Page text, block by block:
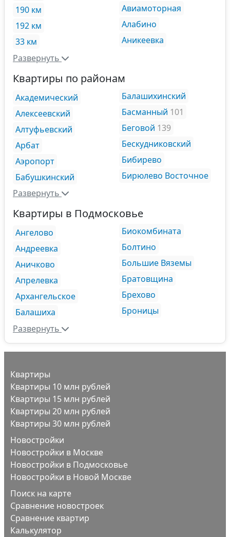
190 км
192 км
33 км
Авиамоторная
Алабино
Аникеевка
Развернуть
Квартиры по районам
Академический
Алексеевский
Алтуфьевский
Арбат
Аэропорт
Бабушкинский
Балашихинский
Басманный 101
Беговой 139
Бескудниковский
Бибирево
Бирюлево Восточное
Развернуть
Квартиры в Подмосковье
Ангелово
Андреевка
Аничково
Апрелевка
Архангельское
Балашиха
Биокомбината
Болтино
Большие Вяземы
Братовщина
Брехово
Броницы
Развернуть
Квартиры
Квартиры 10 млн рублей
Квартиры 15 млн рублей
Квартиры 20 млн рублей
Квартиры 30 млн рублей
Новостройки
Новостройки в Москве
Новостройки в Подмосковье
Новостройки в Новой Москве
Поиск на карте
Сравнение новостроек
Сравнение квартир
Калькулятор